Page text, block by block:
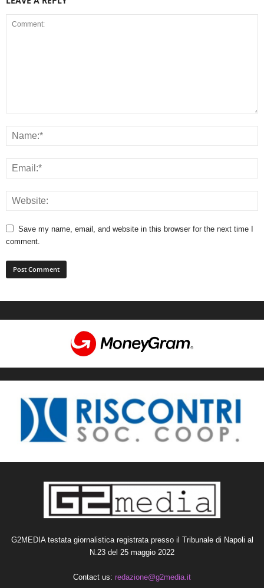
Save my name, email, and website in this browser for the next time I
comment.
G2MEDIA testata giornalistica registrata presso il Tribunale di Napoli al
N.23 del 25 maggio 2022
Contact us: redazione@g2media.it